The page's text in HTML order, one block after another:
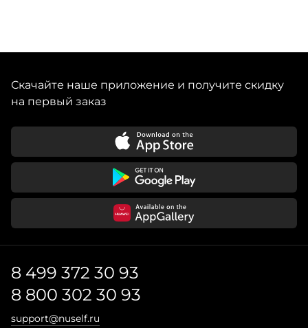
Скачайте наше приложение и получите скидку
на первый заказ
8 499 372 30 93
8 800 302 30 93
support@nuself.ru